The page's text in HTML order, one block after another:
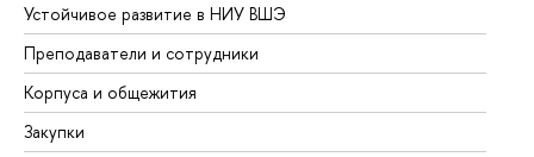
Устойчивое развитие в НИУ ВШЭ
Преподаватели и сотрудники
Корпуса и общежития
Закупки